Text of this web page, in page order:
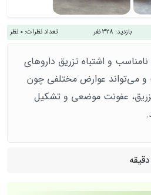
بازدید: 328 نفر تعداد نظرات: 0 نظر
و اشتباه تزریق داروهای
می‌تواند عوارض مختلفی چون
عفونت موضعی و تشکیل